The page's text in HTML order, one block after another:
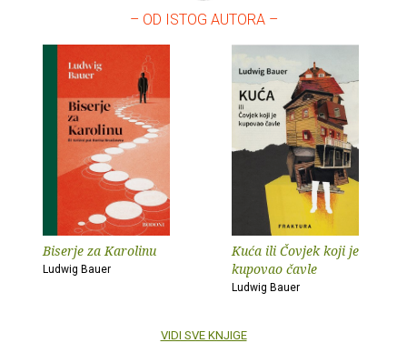
– OD ISTOG AUTORA –
Biserje za Karolinu
Ludwig Bauer
Kuća ili Čovjek koji je
kupovao čavle
Ludwig Bauer
VIDI SVE KNJIGE